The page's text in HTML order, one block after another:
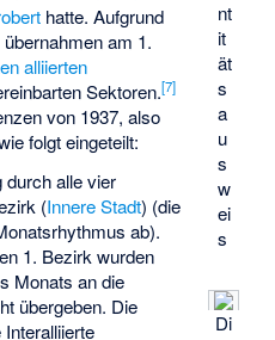
nt
it
ät
s
a
u
s
w
ei
s
Di
hatte. Aufgrund
übernahmen am 1.
alliierten
Sektoren.[7]
von 1937, also
folgt eingeteilt:
durch alle vier
(Innere Stadt) (die
ab).
1. Bezirk wurden
Monats an die
übergeben. Die